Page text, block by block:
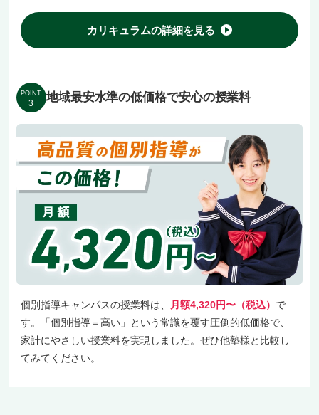
カリキュラムの詳細を見る
POINT
3 地域最安水準の低価格で安心の授業料
個別指導キャンパスの授業料は、 月額4,320円〜（税込） で
す。「個別指導＝高い」という常識を覆す圧倒的低価格で、
家計にやさしい授業料を実現しました。ぜひ他塾様と比較し
てみてください。